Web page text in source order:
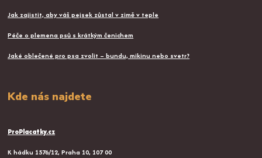
Jak zajistit, aby váš pejsek zůstal v zimě v teple
Péče o plemena psů s krátkým čenichem
Jaké oblečené pro psa zvolit – bundu, mikinu nebo svetr?
Kde nás najdete
ProPlacatky.cz
K hádku 1576/12, Praha 10, 107 00